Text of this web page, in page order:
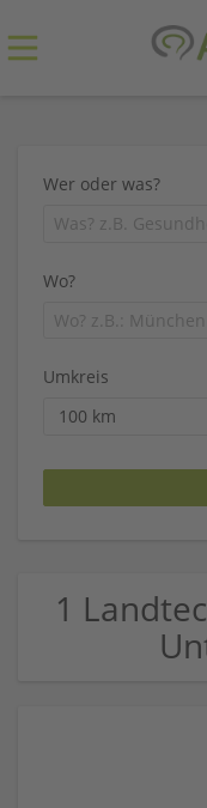
Wer oder was?
Wo?
Umkreis
1